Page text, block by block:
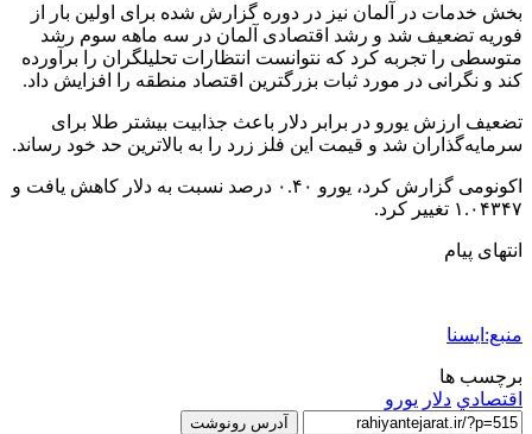
بخش خدمات در آلمان نیز در دوره گزارش شده برای اولین بار از
فوریه تضعیف شد و رشد اقتصادی آلمان در سه ماهه سوم رشد
متوسطی را تجربه کرد که نتوانست انتظارات تحلیلگران را برآورده
کند و نگرانی در مورد ثبات بزرگترین اقتصاد منطقه را افزایش داد.
تضعیف ارزش یورو در برابر دلار باعث جذابیت بیشتر طلا برای
سرمایه‌گذاران شد و قیمت این فلز زرد را به بالاترین حد خود رساند.
اکونومی گزارش کرد، یورو ۰.۴۰ درصد نسبت به دلار کاهش یافت و
۱.۰۴۳۴۷ تغییر کرد.
انتهای پیام
منبع:ایسنا
برچسب ها
اقتصادي دلار يورو
آدرس رونوشت